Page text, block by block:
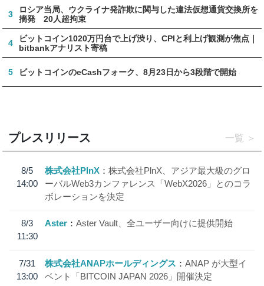
3
ロシア当局、ウクライナ発詐欺に関与した違法仮想通貨交換所を
摘発 20人超拘束
4
ビットコイン1020万円台で上げ渋り、CPIと利上げ観測が焦点｜
bitbankアナリスト寄稿
5 ビットコインのeCashフォーク、8月23日から3段階で開始
プレスリリース 一覧
8/5
14:00
株式会社PlnX
株式会社PlnX、アジア最大級のグロ
ーバルWeb3カンファレンス「WebX2026」とのコラ
ボレーションを決定
8/3
11:30
Aster Aster Vault、全ユーザー向けに提供開始
7/31
13:00
株式会社ANAPホールディングス
ANAP が大型イ
ベント「BITCOIN JAPAN 2026」開催決定